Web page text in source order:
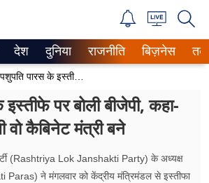
News
देश दुनिया राजनीति बिज़नेस
पशुपति पारस के इस्तीफे पर बोली बीजेपी, कहा-अवसर दिया तभी वो कैबिनेट मंत्री बने
पर बोली बीजेपी, कहा-
वो कैबिनेट मंत्री बने
(Rashtriya Lok Janshakti Party) के अध्यक्ष
Paras) ने मंगलवार को केंद्रीय मंत्रिमंडल से इस्तीफा